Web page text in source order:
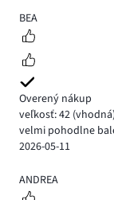
4
BEA
Overený nákup
veľkosť: 42 (vhodná)
velmi pohodlne
2026-05-11
1
ANDREA